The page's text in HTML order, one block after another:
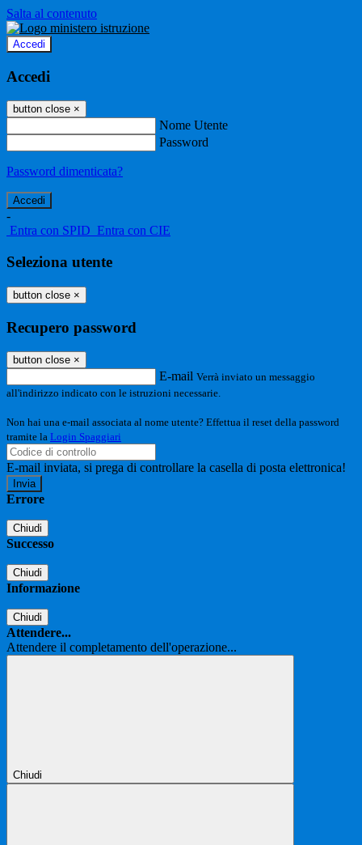
Salta al contenuto
Accedi
Accedi
button close ×
Nome Utente
Password
Password dimenticata?
-
Entra con SPID Entra con CIE
Seleziona utente
button close ×
Recupero password
button close ×
E-mail Verrà inviato un messaggio
all'indirizzo indicato con le istruzioni necessarie.
Non hai una e-mail associata al nome utente? Effettua il reset della password
tramite la Login Spaggiari
E-mail inviata, si prega di controllare la casella di posta elettronica!
Errore
Chiudi
Successo
Chiudi
Informazione
Chiudi
Attendere...
Attendere il completamento dell'operazione...
Chiudi